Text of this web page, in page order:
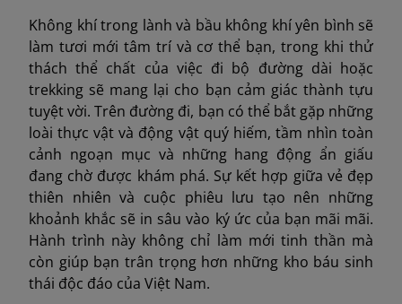
Không khí trong lành và bầu không khí yên bình sẽ
làm tươi mới tâm trí và cơ thể bạn, trong khi thử
thách thể chất của việc đi bộ đường dài hoặc
trekking sẽ mang lại cho bạn cảm giác thành tựu
tuyệt vời. Trên đường đi, bạn có thể bắt gặp những
loài thực vật và động vật quý hiếm, tầm nhìn toàn
cảnh ngoạn mục và những hang động ẩn giấu
đang chờ được khám phá. Sự kết hợp giữa vẻ đẹp
thiên nhiên và cuộc phiêu lưu tạo nên những
khoảnh khắc sẽ in sâu vào ký ức của bạn mãi mãi.
Hành trình này không chỉ làm mới tinh thần mà
còn giúp bạn trân trọng hơn những kho báu sinh
thái độc đáo của Việt Nam.